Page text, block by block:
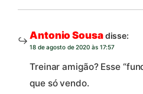
Antonio Sousadisse:
18 de agosto de 2020 às 17:57
Treinar amigão? Esse
que só vendo.